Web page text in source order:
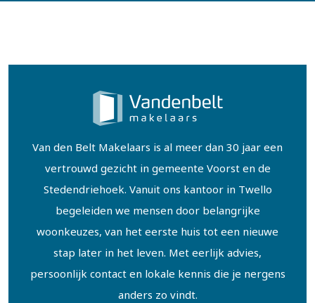
voor bijvoorbeeld extra slaapkamers, een studio of een
sanitaire ruimte. Deze is thans niet in gebruik.
Kenmerken:
- Onder architectuur gebouwd landhuis (1933)
- Woonoppervlakte ca. 372 m² en inhoud ca. 1.761 m³
- Perceel van 6.830 m² met parkachtige aanleg
- Recent gemoderniseerd en verduurzaamd
- Energielabel B (zeer bijzonder binnen dit segment)
- 6 slaapkamers en 2 badkamers
Van den Belt Makelaars is al meer dan 30 jaar een
vertrouwd gezicht in gemeente Voorst en de
Stedendriehoek. Vanuit ons kantoor in Twello
begeleiden we mensen door belangrijke
woonkeuzes, van het eerste huis tot een nieuwe
stap later in het leven. Met eerlijk advies,
persoonlijk contact en lokale kennis die je nergens
anders zo vindt.